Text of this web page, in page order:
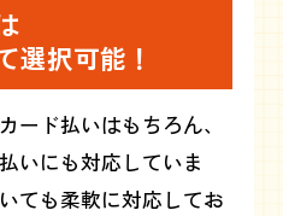
選択可能！
ード払いはもちろん、
いにも対応していま
ても柔軟に対応してお